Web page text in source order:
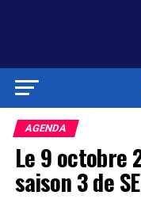
AGENDA
Le 9 octobre
saison 3 de